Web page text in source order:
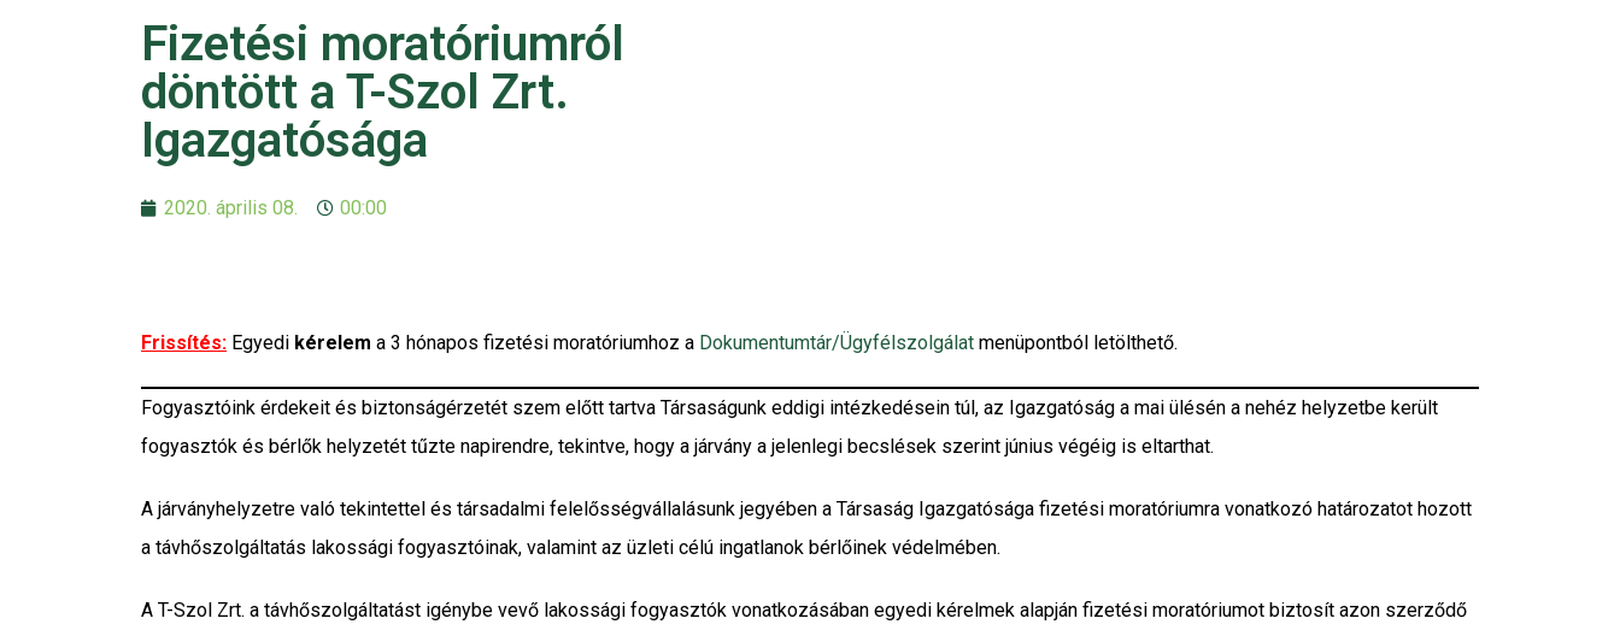
Fizetési moratóriumról
döntött a T-Szol Zrt.
Igazgatósága
2020. április 08. 00:00
Frissítés: Egyedi kérelem a 3 hónapos fizetési moratóriumhoz a Dokumentumtár/Ügyfélszolgálat menüpontból letölthető.
Fogyasztóink érdekeit és biztonságérzetét szem előtt tartva Társaságunk eddigi intézkedésein túl, az Igazgatóság a mai ülésén a nehéz helyzetbe került
fogyasztók és bérlők helyzetét tűzte napirendre, tekintve, hogy a járvány a jelenlegi becslések szerint június végéig is eltarthat.
A járványhelyzetre való tekintettel és társadalmi felelősségvállalásunk jegyében a Társaság Igazgatósága fizetési moratóriumra vonatkozó határozatot hozott
a távhőszolgáltatás lakossági fogyasztóinak, valamint az üzleti célú ingatlanok bérlőinek védelmében.
A T-Szol Zrt. a távhőszolgáltatást igénybe vevő lakossági fogyasztók vonatkozásában egyedi kérelmek alapján fizetési moratóriumot biztosít azon szerződő